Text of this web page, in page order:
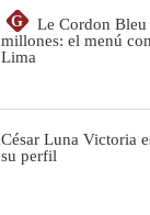
G
Le Cordon
millones: el menú
Lima
César Luna Victoria
su perfil